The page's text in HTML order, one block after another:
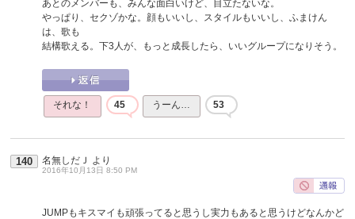
あとのメンバーも、みんな面白いけど、目立たないな。
やっぱり、セクゾかな。顔もいいし、スタイルもいいし、ふまけん
は、歌も
結構歌える。下3人が、もっと成長したら、いいグループになりそう。
それな！ 45 うーん… 53
140 名無しだＪ より
2016年10月13日 8:50 PM
JUMPもキスマイも頑張ってると思うし実力もあると思うけどなんかど